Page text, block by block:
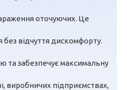
оточуючих. Це
без відчуття дискомфорту.
та забезпечує максимальну
виробничих підприємствах,